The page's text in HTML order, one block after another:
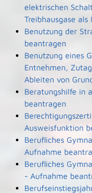
elektrischen
Treibhausgase
Benutzung der
beantragen
Benutzung eines
Entnehmen,
Ableiten von
Beratungshilfe in
beantragen
Ausweisfunktion
Berufliches
Aufnahme
Berufliches
- Aufnahme